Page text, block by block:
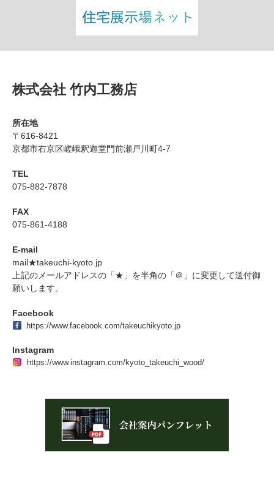
株式会社 竹内工務店
所在地
〒616-8421
京都市右京区嵯峨釈迦堂門前瀬戸川町4-7
TEL
075-882-7878
FAX
075-861-4188
E-mail
mail★takeuchi-kyoto.jp
上記のメールアドレスの「★」を半角の「＠」に変更して送付御
願いします。
Facebook
https://www.facebook.com/takeuchikyoto.jp
Instagram
https://www.instagram.com/kyoto_takeuchi_wood/